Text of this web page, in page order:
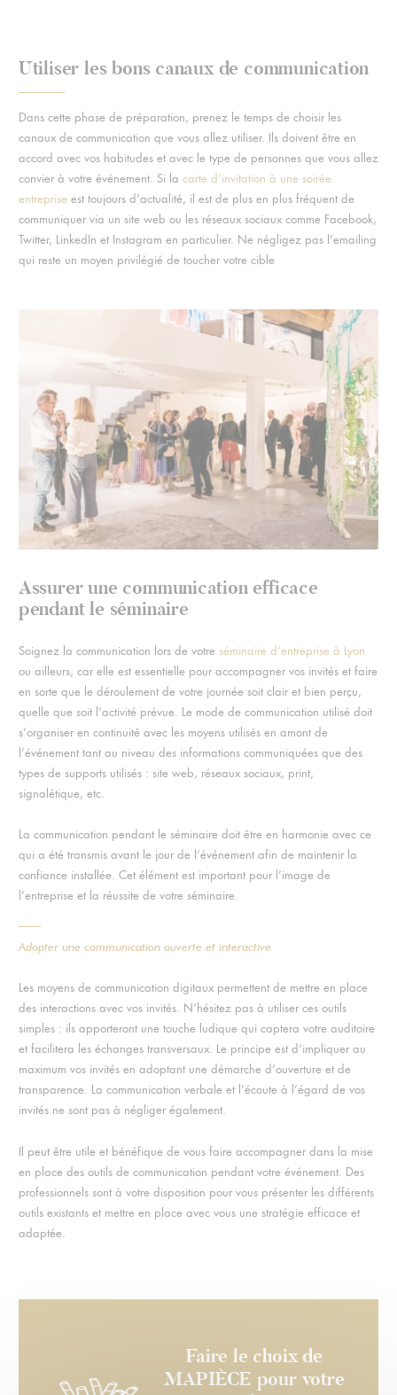
Utiliser les bons canaux de communication
Dans cette phase de préparation, prenez le temps de choisir les
canaux de communication que vous allez utiliser. Ils doivent être en
accord avec vos habitudes et avec le type de personnes que vous allez
convier à votre événement. Si la carte d’invitation à une soirée
entreprise est toujours d’actualité, il est de plus en plus fréquent de
communiquer via un site web ou les réseaux sociaux comme Facebook,
Twitter, LinkedIn et Instagram en particulier. Ne négligez pas l’emailing
qui reste un moyen privilégié de toucher votre cible
Assurer une communication efficace
pendant le séminaire
Soignez la communication lors de votre séminaire d’entreprise à Lyon
ou ailleurs, car elle est essentielle pour accompagner vos invités et faire
en sorte que le déroulement de votre journée soit clair et bien perçu,
quelle que soit l’activité prévue. Le mode de communication utilisé doit
s’organiser en continuité avec les moyens utilisés en amont de
l’événement tant au niveau des informations communiquées que des
types de supports utilisés : site web, réseaux sociaux, print,
signalétique, etc.
La communication pendant le séminaire doit être en harmonie avec ce
qui a été transmis avant le jour de l’événement afin de maintenir la
confiance installée. Cet élément est important pour l’image de
l’entreprise et la réussite de votre séminaire.
Adopter une communication ouverte et interactive
Les moyens de communication digitaux permettent de mettre en place
des interactions avec vos invités. N’hésitez pas à utiliser ces outils
simples : ils apporteront une touche ludique qui captera votre auditoire
et facilitera les échanges transversaux. Le principe est d’impliquer au
maximum vos invités en adoptant une démarche d’ouverture et de
transparence. La communication verbale et l’écoute à l’égard de vos
invités ne sont pas à négliger également.
Il peut être utile et bénéfique de vous faire accompagner dans la mise
en place des outils de communication pendant votre événement. Des
professionnels sont à votre disposition pour vous présenter les différents
outils existants et mettre en place avec vous une stratégie efficace et
adaptée.
Faire le choix de
MAPIÈCE pour votre